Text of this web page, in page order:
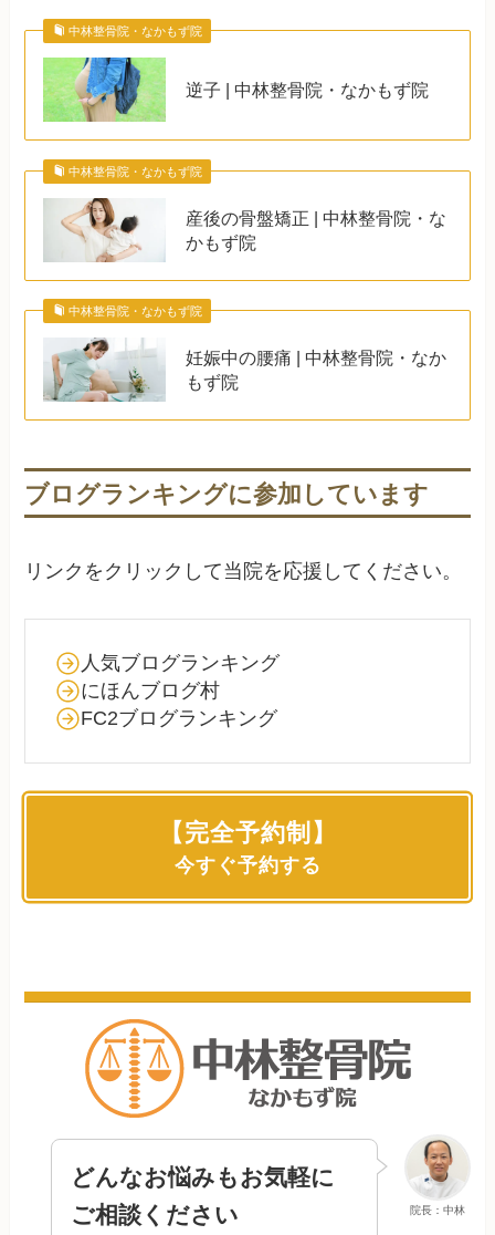
中林整骨院・なかもず院
逆子 | 中林整骨院・なかもず院
中林整骨院・なかもず院
産後の骨盤矯正 | 中林整骨院・な
かもず院
中林整骨院・なかもず院
妊娠中の腰痛 | 中林整骨院・なか
もず院
ブログランキングに参加しています
リンクをクリックして当院を応援してください。
人気ブログランキング
にほんブログ村
FC2ブログランキング
【完全予約制】
今すぐ予約する
院長：中林
どんなお悩みもお気軽に
ご相談ください